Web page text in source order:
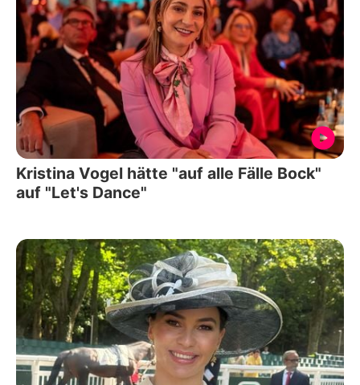
Kristina Vogel hätte "auf alle Fälle Bock"
auf "Let's Dance"